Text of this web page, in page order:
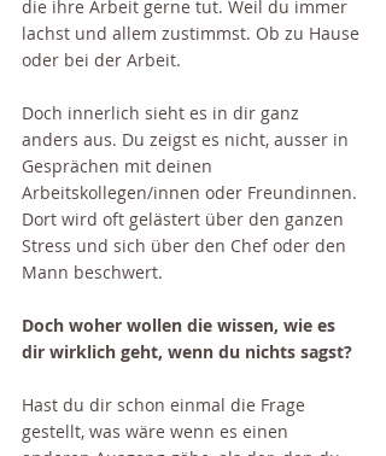
die ihre Arbeit gerne tut. Weil du immer
lachst und allem zustimmst. Ob zu Hause
oder bei der Arbeit.
Doch innerlich sieht es in dir ganz
anders aus. Du zeigst es nicht, ausser in
Gesprächen mit deinen
Arbeitskollegen/innen oder Freundinnen.
Dort wird oft gelästert über den ganzen
Stress und sich über den Chef oder den
Mann beschwert.
Doch woher wollen die wissen, wie es
dir wirklich geht, wenn du nichts sagst?
Hast du dir schon einmal die Frage
gestellt, was wäre wenn es einen